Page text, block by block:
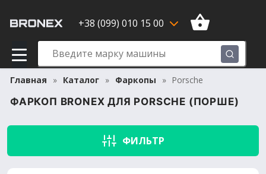
+38 (099) 010 15 00
Главная Каталог Фаркопы Porsche
ФАРКОП BRONEX ДЛЯ PORSCHE (ПОРШЕ)
ФИЛЬТР